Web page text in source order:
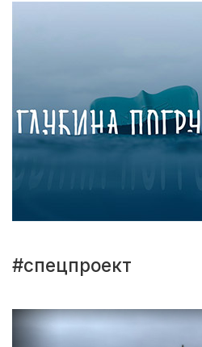
#спецпроект